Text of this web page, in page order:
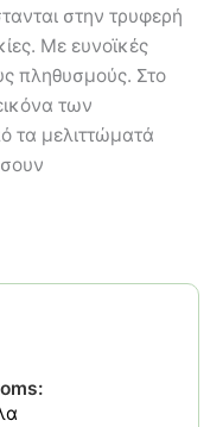
στην τρυφερή
Με ευνοϊκές
πληθυσμούς. Στο
των
μελιττώματά